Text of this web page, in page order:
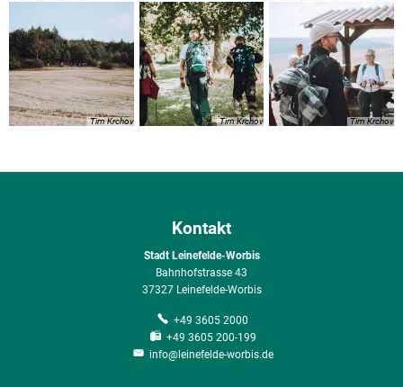
Tim Krchov Tim Krchov Tim Krchov
Kontakt
Stadt Leinefelde-Worbis
Bahnhofstrasse 43
37327 Leinefelde-Worbis
+49 3605 2000
+49 3605 200-199
info@leinefelde-worbis.de